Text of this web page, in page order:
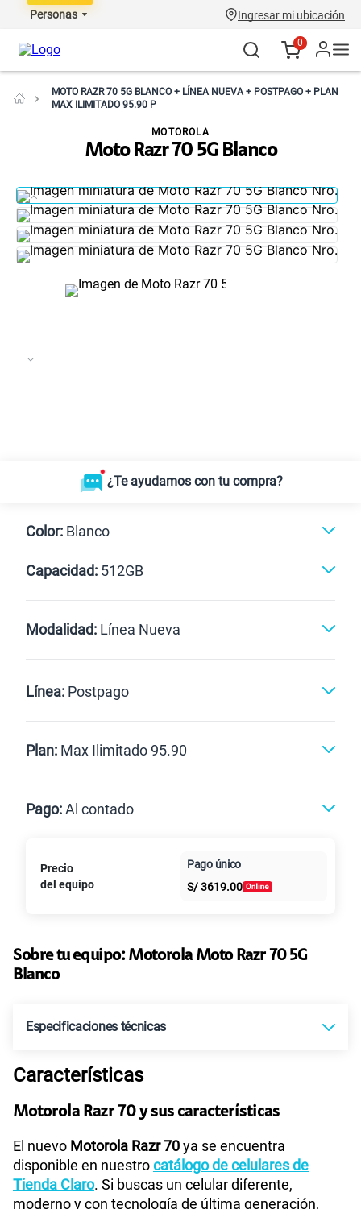
Personas Ingresar mi ubicación
0
MOTO RAZR 70 5G BLANCO + LÍNEA NUEVA + POSTPAGO + PLAN
MAX ILIMITADO 95.90 P
Moto Razr 70 5G Blanco
MOTOROLA
¿Te ayudamos con tu compra?
Color: Blanco
Gris
Capacidad: 512GB
512GB
Modalidad: Línea Nueva
Renovación Celular liberado
Línea: Postpago
Postpago
Plan: Max Ilimitado 95.90
Paga solo
125GBen alta velocidad
S/
Paga solo S/95.90
Pago:Al contado
Al contado Cuotas Claro
intereses
Precio
del equipo
Pago único
S/3619.00
Sobre tu equipo: Motorola Moto Razr 70 5G
Blanco
Especificaciones técnicas
Tecnología de Pantalla
Sistema operativo Android 16
Procesador MTK-25M+
Características
Motorola Razr 70 y sus características
El nuevo Motorola Razr 70ya se encuentra
disponible en nuestrocatálogo de celulares de
Tienda Claro. Si buscas un celular diferente,
moderno y con tecnología de última generación,